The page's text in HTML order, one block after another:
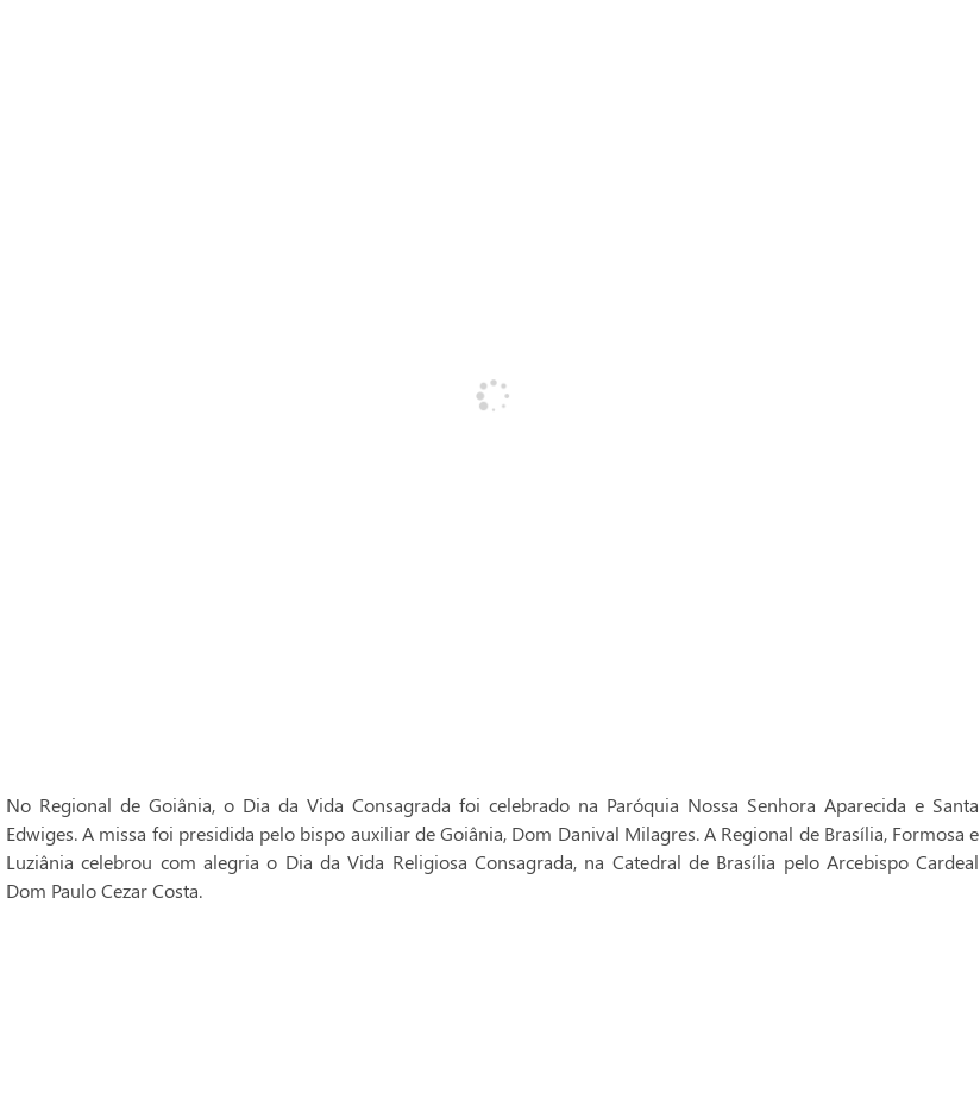
No Regional de Goiânia, o Dia da Vida Consagrada foi celebrado na Paróquia Nossa Senhora Aparecida e Santa
Edwiges. A missa foi presidida pelo bispo auxiliar de Goiânia, Dom Danival Milagres. A Regional de Brasília, Formosa e
Luziânia celebrou com alegria o Dia da Vida Religiosa Consagrada, na Catedral de Brasília pelo Arcebispo Cardeal
Dom Paulo Cezar Costa.